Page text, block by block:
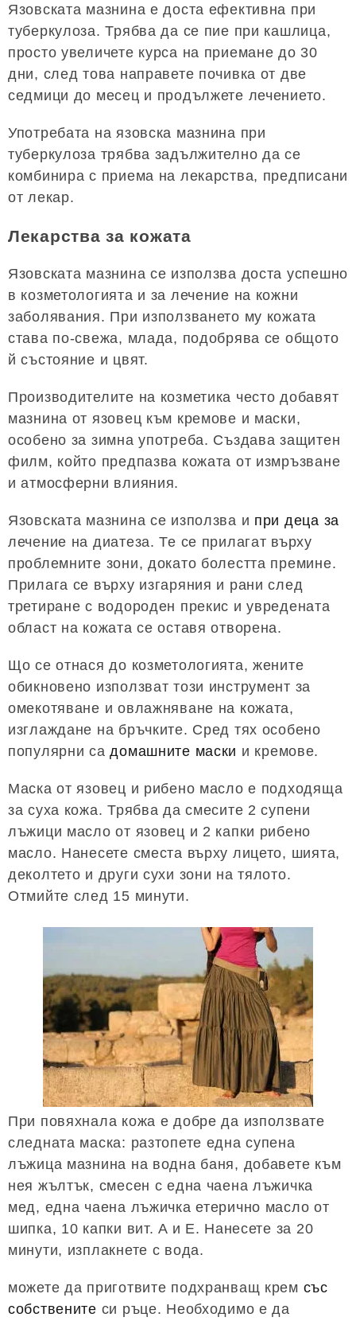
Язовската мазнина е доста ефективна при
туберкулоза. Трябва да се пие при кашлица,
просто увеличете курса на приемане до 30
дни, след това направете почивка от две
седмици до месец и продължете лечението.
Употребата на язовска мазнина при
туберкулоза трябва задължително да се
комбинира с приема на лекарства, предписани
от лекар.
Лекарства за кожата
Язовската мазнина се използва доста успешно
в козметологията и за лечение на кожни
заболявания. При използването му кожата
става по-свежа, млада, подобрява се общото
й състояние и цвят.
Производителите на козметика често добавят
мазнина от язовец към кремове и маски,
особено за зимна употреба. Създава защитен
филм, който предпазва кожата от измръзване
и атмосферни влияния.
Язовската мазнина се използва и при деца за
лечение на диатеза. Те се прилагат върху
проблемните зони, докато болестта премине.
Прилага се върху изгаряния и рани след
третиране с водороден прекис и увредената
област на кожата се оставя отворена.
Що се отнася до козметологията, жените
обикновено използват този инструмент за
омекотяване и овлажняване на кожата,
изглаждане на бръчките. Сред тях особено
популярни садомашните маски и кремове.
Маска от язовец и рибено масло е подходяща
за суха кожа. Трябва да смесите 2 супени
лъжици масло от язовец и 2 капки рибено
масло. Нанесете сместа върху лицето, шията,
деколтето и други сухи зони на тялото.
Отмийте след 15 минути.
При повяхнала кожа е добре да използвате
следната маска: разтопете една супена
лъжица мазнина на водна баня, добавете към
нея жълтък, смесен с една чаена лъжичка
мед, една чаена лъжичка етерично масло от
шипка, 10 капки вит. A и E. Нанесете за 20
минути, изплакнете с вода.
можете да приготвите подхранващ крем със
собствените си ръце. Необходимо е да